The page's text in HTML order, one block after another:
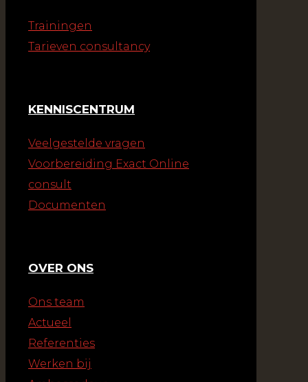
Trainingen
Tarieven consultancy
KENNISCENTRUM
Veelgestelde vragen
Voorbereiding Exact Online
consult
Documenten
OVER ONS
Ons team
Actueel
Referenties
Werken bij